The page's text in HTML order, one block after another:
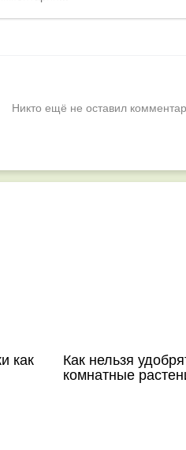
Никто ещё не оставил
как Как нельзя
комнатные